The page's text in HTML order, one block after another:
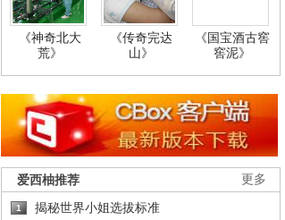
《神奇北大
荒》
《传奇完达
山》
《国宝酒古窖
窖泥》
更多
爱西柚推荐
1 揭秘世界小姐选拔标准